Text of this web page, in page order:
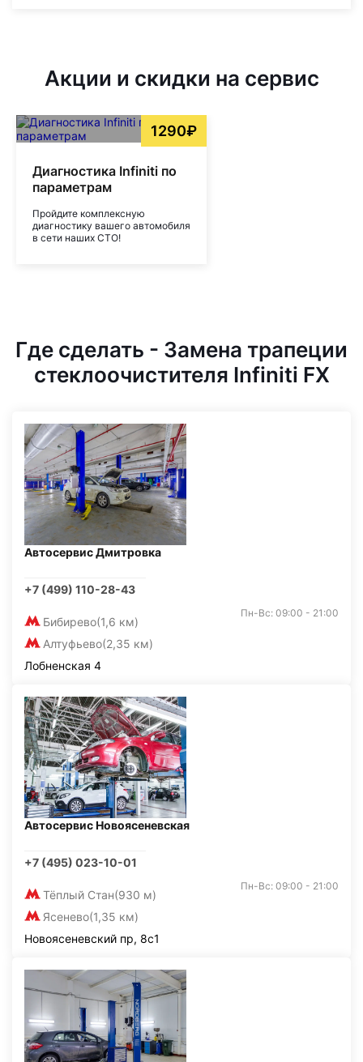
Акции и скидки на сервис
1290₽
Диагностика Infiniti по
параметрам
Пройдите комплексную
диагностику вашего автомобиля
в сети наших СТО!
Где сделать - Замена трапеции
стеклоочистителя Infiniti FX
Автосервис Дмитровка
+7 (499) 110-28-43
Бибирево(1,6 км)
Алтуфьево(2,35 км)
Пн-Вс: 09:00 - 21:00
Лобненская 4
Автосервис Новоясеневская
+7 (495) 023-10-01
Тёплый Стан(930 м)
Ясенево(1,35 км)
Пн-Вс: 09:00 - 21:00
Новоясеневский пр, 8с1